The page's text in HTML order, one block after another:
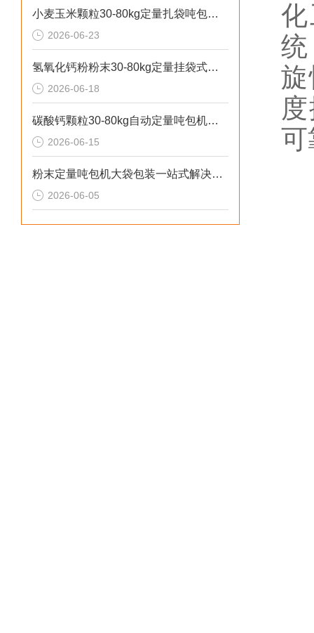
小麦玉米颗粒30-80kg定量扎袋吨包机操作简单
2026-06-23
氢氧化钙粉粉末30-80kg定量挂袋式称重吨包机生产厂家
2026-06-18
碳酸钙颗粒30-80kg自动定量吨包机厂家直供
2026-06-15
粉末定量吨包机大袋包装一站式解决方案
2026-06-05
可